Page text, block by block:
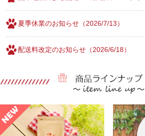
夏季休業のお知らせ（2026/7/13）
配送料改定のお知らせ（2026/6/18）